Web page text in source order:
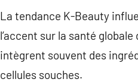
La tendance K-Beauty
l’accent sur la santé
intègrent souvent des
cellules souches.